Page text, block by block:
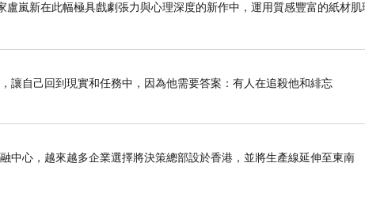
嵐新在此幅極具戲劇張力與心理深度的新作中，運用質感豐富的紙材肌
讓自己回到現實和任務中，因為他需要答案：有人在追殺他和緋忘
中心，越來越多企業選擇將決策總部設於香港，並將生產線延伸至東南